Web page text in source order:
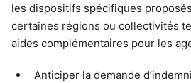
les dispositifs spécifiques
certaines régions ou collectivités
aides complémentaires pour les
Anticiper la demande